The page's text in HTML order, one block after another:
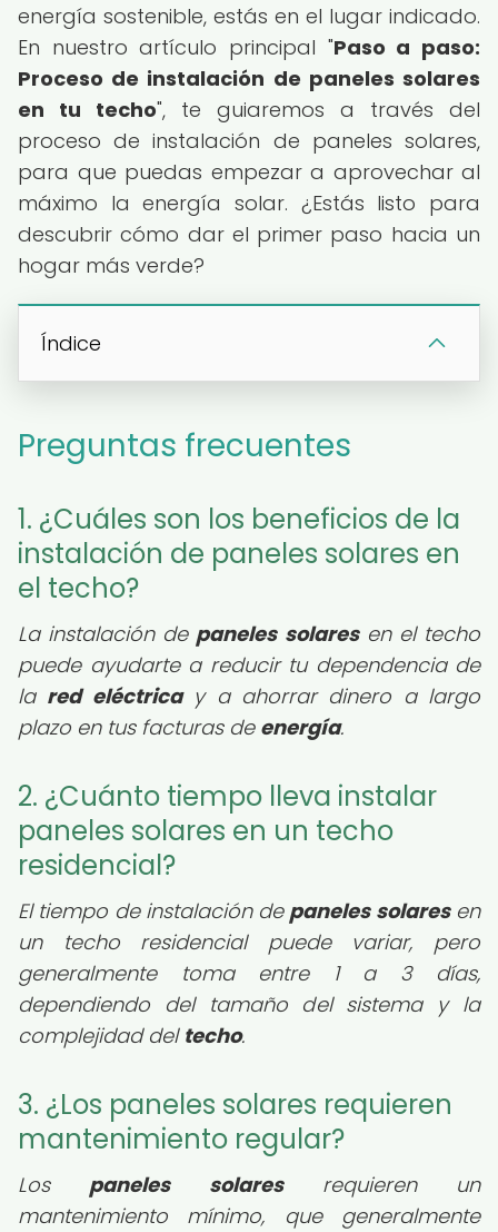
energía sostenible, estás en el lugar indicado.
En nuestro artículo principal "Paso a paso:
Proceso de instalación de paneles solares
en tu techo", te guiaremos a través del
proceso de instalación de paneles solares,
para que puedas empezar a aprovechar al
máximo la energía solar. ¿Estás listo para
descubrir cómo dar el primer paso hacia un
hogar más verde?
Índice
Preguntas frecuentes
1. ¿Cuáles son los beneficios de la
instalación de paneles solares en
el techo?
La instalación de paneles solaresen el techo
puede ayudarte a reducir tu dependencia de
la red eléctricay a ahorrar dinero a largo
plazo en tus facturas de energía.
2. ¿Cuánto tiempo lleva instalar
paneles solares en un techo
residencial?
El tiempo de instalación de paneles solaresen
un techo residencial puede variar, pero
generalmente toma entre 1 a 3 días,
dependiendo del tamaño del sistema y la
complejidad del techo.
3. ¿Los paneles solares requieren
mantenimiento regular?
Los paneles solaresrequieren un
mantenimiento mínimo, que generalmente